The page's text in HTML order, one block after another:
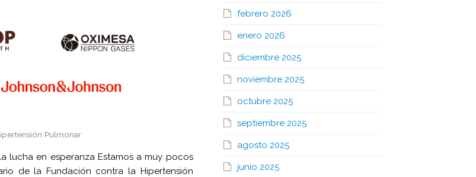
Pulmonar
lucha en esperanza Estamos a muy pocos
de la Fundación contra la Hipertensión
febrero 2026
enero 2026
diciembre 2025
noviembre 2025
octubre 2025
septiembre 2025
agosto 2025
junio 2025